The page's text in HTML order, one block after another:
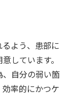
よう、患部に
しています。
、自分の弱い箇
率的にかつケ